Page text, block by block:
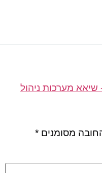
מסומנים *